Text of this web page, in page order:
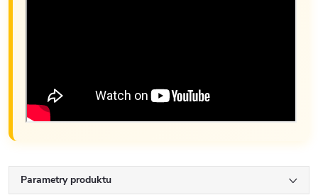
Parametry produktu